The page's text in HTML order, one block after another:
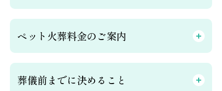
ペット火葬料金のご案内
葬儀前までに決めること